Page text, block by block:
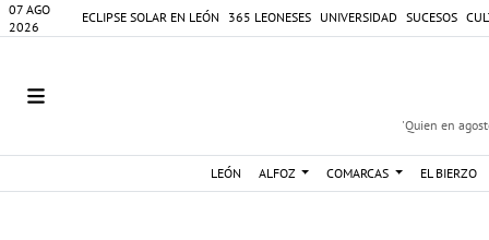
07 AGO
2026
ECLIPSE SOLAR EN LEÓN 365 LEONESES UNIVERSIDAD SUCESOS
'Quien en
LEÓN ALFOZ COMARCAS EL BIERZO